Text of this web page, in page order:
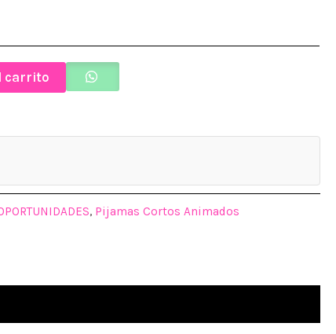
$ 6.900,00
carrito
, Pijamas Cortos Animados